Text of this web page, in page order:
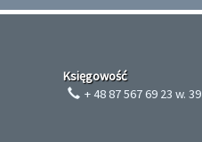
Księgowość
+ 48 87 567 69 23 w. 39